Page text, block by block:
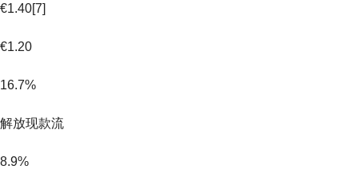
€1.40[7]
€1.20
16.7%
解放现款流
8.9%